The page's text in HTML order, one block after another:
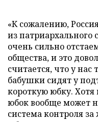
«К сожалению,
из патриархального
очень сильно
общества, и это
считается, что у нас
бабушки сидят у
короткую юбку.
юбок вообще может
система контроля